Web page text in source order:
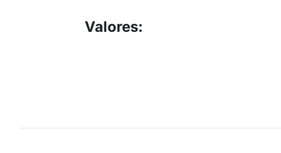
Valores: